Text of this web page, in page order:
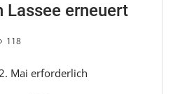
Lassee erneuert
118
Mai erforderlich